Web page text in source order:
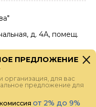
д. 4А, помещ.
ПРЕДЛОЖЕНИЕ
организация, для вас
предложение для
от 2% до 9%